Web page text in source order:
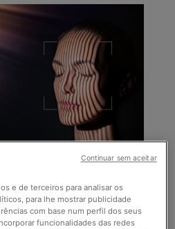
AQUI
e de terceiros para analisar os
para lhe mostrar publicidade
com base num perfil dos seus
funcionalidades das redes
Continuar sem aceitar